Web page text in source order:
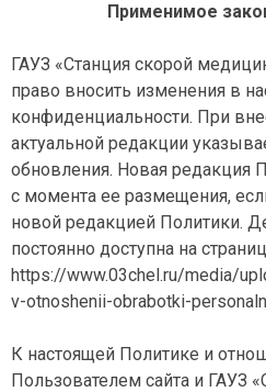
Применимое
ГАУЗ «Станция скорой
право вносить изменения в
конфиденциальности. При
актуальной редакции
обновления. Новая редакция
с момента ее размещения,
новой редакцией Политики.
постоянно доступна на
https://www.03chel.ru/media/
v-otnoshenii-obrabotki-
К настоящей Политике и
Пользователем сайта и ГАУЗ